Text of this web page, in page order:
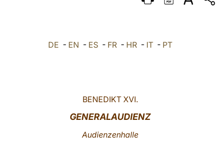
DEUTSCH
العربيّة DE - EN - ES- FR- HR- IT- PT
BENEDIKT XVI.
GENERALAUDIENZ
Audienzenhalle